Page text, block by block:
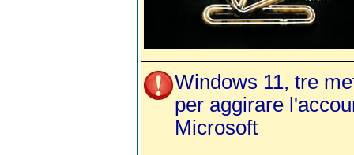
Windows 11, tre
per aggirare
Microsoft